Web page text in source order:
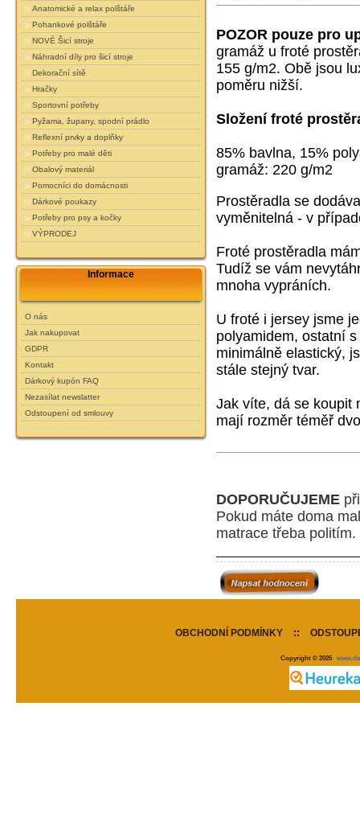
Anatomické a relax polštáře
Pohankové polštáře
NOVÉ Šicí stroje
Náhradní díly pro šicí stroje
Dekorační sítě
Hračky
Sportovní potřeby
Pyžama, župany, spodní prádlo
Reflexní prvky a doplňky
Potřeby pro malé děti
Obalový materiál
Pomocníci do domácnosti
Dárkové poukazy
Potřeby pro psy a kočky
VÝPRODEJ
Informace
O nás
Jak nakupovat
GDPR
Kontakt
Dárkový kupón FAQ
Nezasílat newslatter
Odstoupení od smlouvy
POZOR pouze pro
gramáž u froté
155 g/m2. Obě jsou
poměru nižší.
Složení froté
85% bavlna, 15%
gramáž: 220 g/m2
Prostěradla se
vyměnitelná - v
Froté prostěradla
Tudíž se vám
mnoha vypráních.
U froté i jersey jsme
polyamidem, ostatní
minimálně elastický,
stále stejný tvar.
Jak víte, dá se koupit
mají rozměr téměř
DOPORUČUJEME
Pokud máte doma
matrace třeba politím.
OBCHODNÍ PODMÍNKY ::
Copyright © 2026